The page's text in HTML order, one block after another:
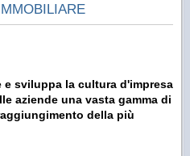
sviluppa la cultura d'impresa
aziende una vasta gamma di
della più